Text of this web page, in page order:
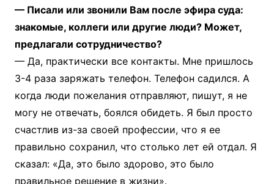
— Писали или звонили Вам после эфира суда:
знакомые, коллеги или другие люди? Может,
предлагали сотрудничество?
— Да, практически все контакты. Мне пришлось
3-4 раза заряжать телефон. Телефон садился. А
когда люди пожелания отправляют, пишут, я не
могу не отвечать, боялся обидеть. Я был просто
счастлив из-за своей профессии, что я ее
правильно сохранил, что столько лет ей отдал. Я
сказал: «Да, это было здорово, это было
правильное решение в жизни».